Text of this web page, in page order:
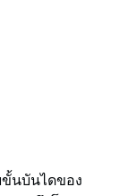
นบันไดของ